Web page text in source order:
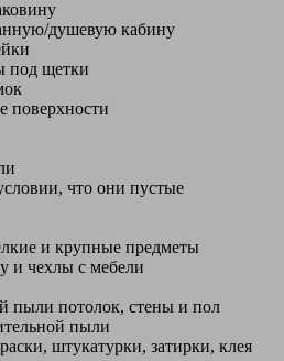
душевую кабину
под щетки
поверхности
что они пустые
и крупные предметы
и чехлы с мебели
пыли потолок, стены и пол
пыли
штукатурки, затирки, клея